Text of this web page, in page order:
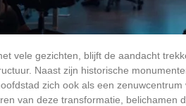
vele gezichten, blijft de aandacht
Naast zijn historische
zich ook als een
van deze transformatie, belichamen